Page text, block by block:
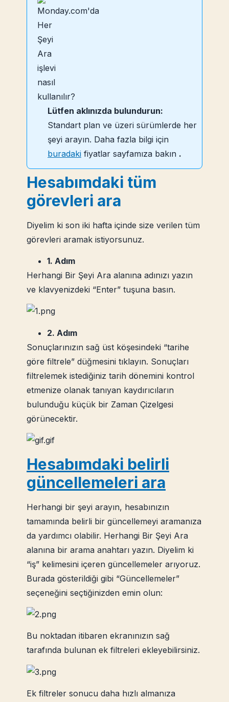
Lütfen aklınızda bulundurun:
Standart plan ve üzeri sürümlerde her
şeyi arayın. Daha fazla bilgi için
buradaki fiyatlar sayfamıza bakın .
Hesabımdaki tüm
görevleri ara
Diyelim ki son iki hafta içinde size verilen tüm
görevleri aramak istiyorsunuz.
1. Adım
Herhangi Bir Şeyi Ara alanına adınızı yazın
ve klavyenizdeki “Enter” tuşuna basın.
2. Adım
Sonuçlarınızın sağ üst köşesindeki “tarihe
göre filtrele” düğmesini tıklayın. Sonuçları
filtrelemek istediğiniz tarih dönemini kontrol
etmenize olanak tanıyan kaydırıcıların
bulunduğu küçük bir Zaman Çizelgesi
görünecektir.
Hesabımdaki belirli
güncellemeleri ara
Herhangi bir şeyi arayın, hesabınızın
tamamında belirli bir güncellemeyi aramanıza
da yardımcı olabilir. Herhangi Bir Şeyi Ara
alanına bir arama anahtarı yazın. Diyelim ki
“iş” kelimesini içeren güncellemeler arıyoruz.
Burada gösterildiği gibi “Güncellemeler”
seçeneğini seçtiğinizden emin olun:
Bu noktadan itibaren ekranınızın sağ
tarafında bulunan ek filtreleri ekleyebilirsiniz.
Ek filtreler sonucu daha hızlı almanıza